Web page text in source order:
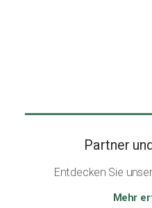
Partner
Entdecken Sie
Mehr